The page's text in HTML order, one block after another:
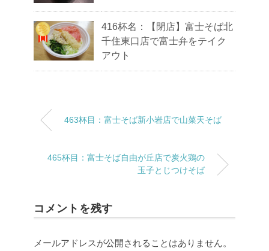
416杯名：【閉店】富士そば北
千住東口店で富士弁をテイク
アウト
463杯目：富士そば新小岩店で山菜天そば
465杯目：富士そば自由が丘店で炭火鶏の
玉子とじつけそば
コメントを残す
メールアドレスが公開されることはありません。